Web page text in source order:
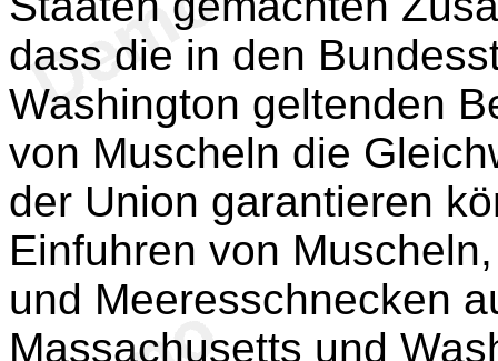
dass die in den
Washington geltenden
von Muscheln die
der Union garantieren
Einfuhren von
und Meeresschnecken
Massachusetts und